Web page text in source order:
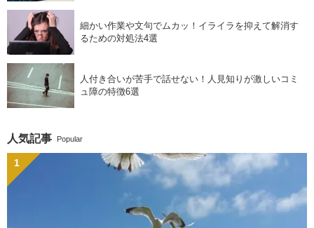
細かい作業や文句でムカッ！イライラを抑えて解消す
るための対処法4選
人付き合いが苦手で話せない！人見知りが激しいコミ
ュ障の特徴6選
人気記事 Popular